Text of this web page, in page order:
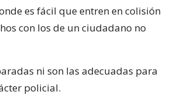
es fácil que entren en colisión
con los de un ciudadano no
ni son las adecuadas para
policial.